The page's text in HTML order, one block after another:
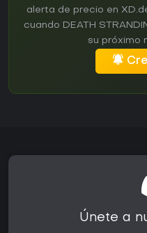
alerta de precio en
cuando DEATH
su próximo
Únete a